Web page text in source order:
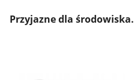
Przyjazne dla środowiska.